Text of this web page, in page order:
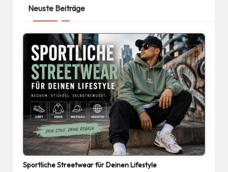
Neuste Beiträge
Sportliche Streetwear für Deinen Lifestyle